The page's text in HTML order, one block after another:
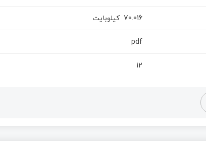
70.016 کیلوبایت
pdf
12